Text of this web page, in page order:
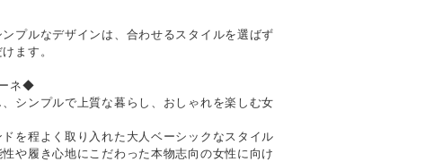
プルなデザインは、合わせるスタイルを選ばず
ます。
ネ◆
シンプルで上質な暮らし、おしゃれを楽しむ女
を程よく取り入れた大人ベーシックなスタイル
や履き心地にこだわった本物志向の女性に向け